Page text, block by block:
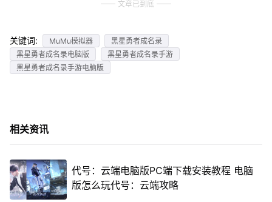
文章已到底
关键词: MuMu模拟器
黑星勇者成名录
黑星勇者成名录电脑版
黑星勇者成名录手游
黑星勇者成名录手游电脑版
相关资讯
代号：云端电脑版PC端下载安装教程 电脑
版怎么玩代号：云端攻略